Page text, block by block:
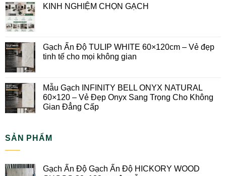
KINH NGHIỆM CHỌN GẠCH
Gạch Ấn Độ TULIP WHITE 60×120cm – Vẻ đẹp
tinh tế cho mọi không gian
Mẫu Gạch INFINITY BELL ONYX NATURAL
60×120 – Vẻ Đẹp Onyx Sang Trọng Cho Không
Gian Đẳng Cấp
SẢN PHẨM
Gạch Ấn Độ Gạch Ấn Độ HICKORY WOOD